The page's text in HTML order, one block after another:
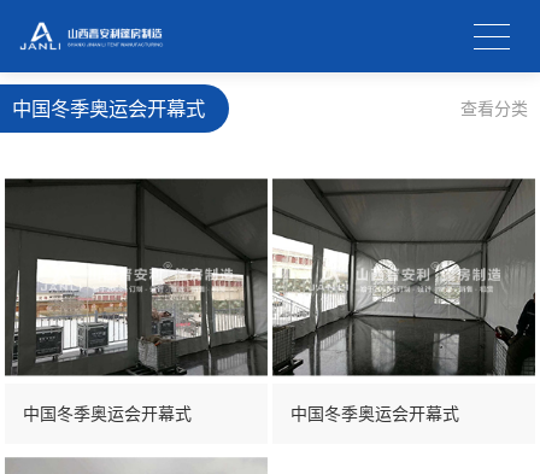
中国冬季奥运会开幕式 查看分类
中国冬季奥运会开幕式 中国冬季奥运会开幕式